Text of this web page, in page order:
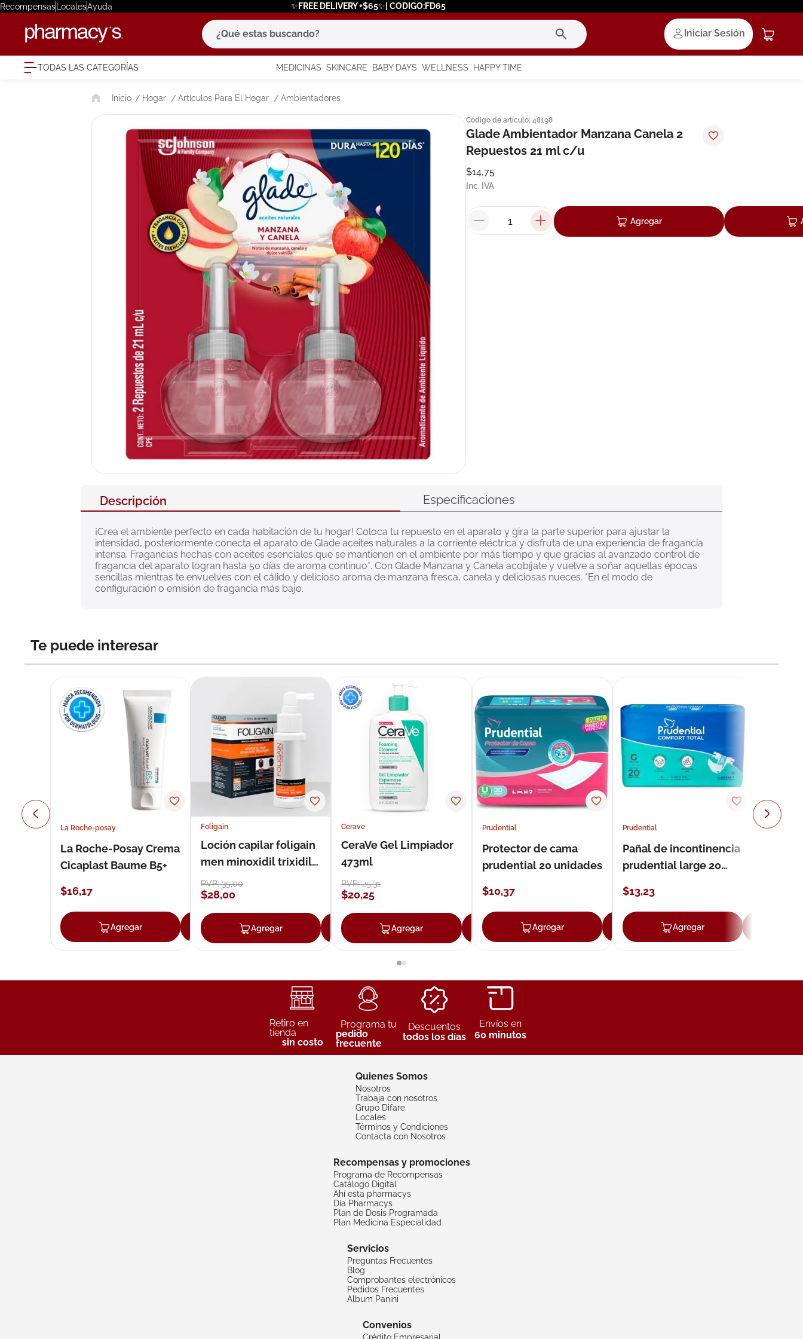
RecompensasLocalesAyuda ✨FREE DELIVERY +$65✨| CODIGO:FD65
¿Qué estas buscando?
Iniciar Sesión
TODAS LAS CATEGORÍAS MEDICINAS SKINCARE BABY DAYS WELLNESS HAPPY TIME
Hogar Artículos Para El Hogar Ambientadores
Código de artículo: 48198
Glade Ambientador Manzana Canela 2
Repuestos 21 ml c/u
$14,75
Inc. IVA
Agregar
Descripción Especificaciones
¡Crea el ambiente perfecto en cada habitación de tu hogar! Coloca tu repuesto en el aparato y gira la parte superior para ajustar la
intensidad, posteriormente conecta el aparato de Glade aceites naturales a la corriente eléctrica y disfruta de una experiencia de fragancia
intensa. Fragancias hechas con aceites esenciales que se mantienen en el ambiente por más tiempo y que gracias al avanzado control de
fragancia del aparato logran hasta 50 días de aroma continuo*. Con Glade Manzana y Canela acobíjate y vuelve a soñar aquellas épocas
sencillas mientras te envuelves con el cálido y delicioso aroma de manzana fresca, canela y deliciosas nueces. *En el modo de
configuración o emisión de fragancia más bajo.
Te puede interesar
La Roche-posay
La Roche-Posay Crema
Cicaplast Baume B5+
$16,17
Agregar Agregar
Foligain
Loción capilar foligain
men minoxidil trixidil
loción 59 ml
PVP:35,00
$28,00
Agregar Agregar
Cerave
CeraVe Gel Limpiador
473ml
PVP:25,31
$20,25
Agregar Agregar
Prudential
Protector de cama
prudential 20 unidades
$10,37
Agregar Agregar
Prudential
Pañal de incontinencia
prudential large 20
$13,23
Agregar
Retiro en
tienda
sin costo
Programa tu
pedido
frecuente
Descuentos
todos los días
Envíos en
60 minutos
Quienes Somos
Nosotros
Trabaja con nosotros
Grupo Difare
Locales
Términos y Condiciones
Contacta con Nosotros
Recompensas y promociones
Programa de Recompensas
Catálogo Digital
Ahí esta pharmacys
Día Pharmacys
Plan de Dosis Programada
Plan Medicina Especialidad
Servicios
Preguntas Frecuentes
Blog
Comprobantes electrónicos
Pedidos Frecuentes
Album Panini
Convenios
Crédito Empresarial
términos más buscados
1. eucerin
3. bioderma
4. pilexil
5. cerave
degraler
7 isdin
8. roche posay
9. megacistin
10 pañales